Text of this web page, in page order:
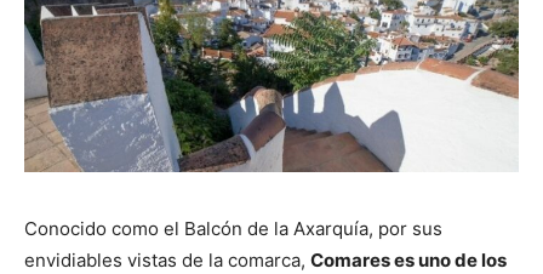
Conocido como el Balcón de la Axarquía, por sus
envidiables vistas de la comarca, Comares es uno de los